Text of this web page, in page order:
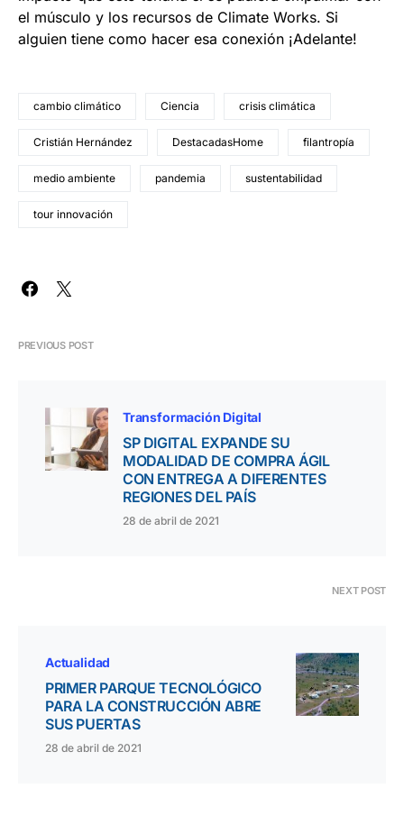
el músculo y los recursos de Climate Works. Si
alguien tiene como hacer esa conexión ¡Adelante!
cambio climático Ciencia crisis climática
Cristián Hernández DestacadasHome filantropía
medio ambiente pandemia sustentabilidad
tour innovación
PREVIOUS POST
Transformación Digital
SP DIGITAL EXPANDE SU
MODALIDAD DE COMPRA ÁGIL
CON ENTREGA A DIFERENTES
REGIONES DEL PAÍS
28 de abril de 2021
NEXT POST
Actualidad
PRIMER PARQUE TECNOLÓGICO
PARA LA CONSTRUCCIÓN ABRE
SUS PUERTAS
28 de abril de 2021